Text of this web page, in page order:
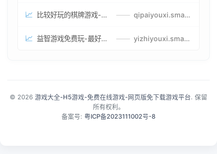
📈 比较好玩的棋牌游戏-高难度棋牌游戏-棋牌游戏到底怎么玩 —— qipaiyouxi.smartwatchmanufacturer.cn
📈 益智游戏免费玩-最好的益智游戏-有趣的益智游戏策略 —— yizhiyouxi.smartwatchmanufacturer.cn
© 2026 游戏大全-H5游戏-免费在线游戏-网页版免下载游戏平台. 保留
所有权利。
备案号: 粤ICP备2023111002号-8